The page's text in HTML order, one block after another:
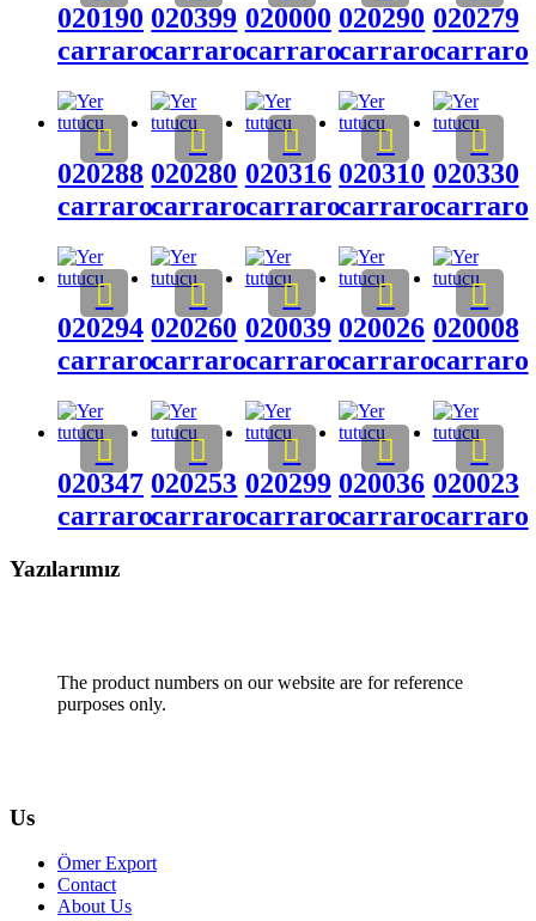
020190
carraro
020399
carraro
020000
carraro
020290
carraro
020279
carraro
020288
carraro
020280
carraro
020316
carraro
020310
carraro
020330
carraro
020294
carraro
020260
carraro
020039
carraro
020026
carraro
020008
carraro
020347
carraro
020253
carraro
020299
carraro
020036
carraro
020023
carraro
Yazılarımız
The product numbers on our website are for reference
purposes only.
Us
Ömer Export
Contact
About Us